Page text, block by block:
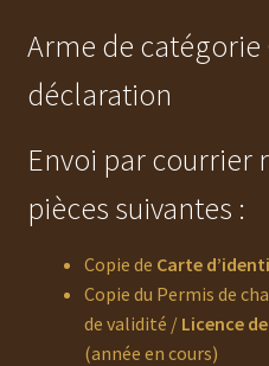
Arme de catégorie
déclaration
Envoi par courrier
pièces suivantes :
Copie de Carte
Copie du Permis de
de validité / Licence
(année en cours)